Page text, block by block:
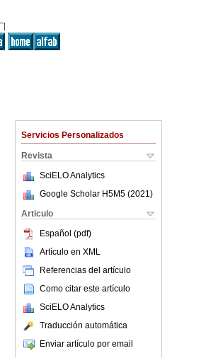
Servicios Personalizados
Revista
SciELO Analytics
Google Scholar H5M5 (2021 )
Articulo
Español (pdf)
Artículo en XML
Referencias del artículo
Como citar este artículo
SciELO Analytics
Traducción automática
Enviar artículo por email